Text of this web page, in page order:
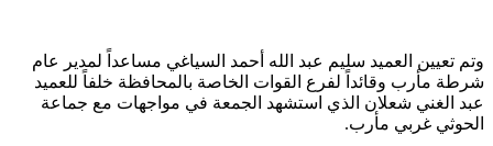
وتم تعيين العميد سليم عبد الله أحمد السياغي مساعداً لمدير عام
شرطة مأرب وقائداً لفرع القوات الخاصة بالمحافظة خلفاً للعميد
عبد الغني شعلان الذي استشهد الجمعة في مواجهات مع جماعة
الحوثي غربي مأرب.